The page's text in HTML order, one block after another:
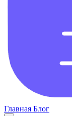
Главная Блог